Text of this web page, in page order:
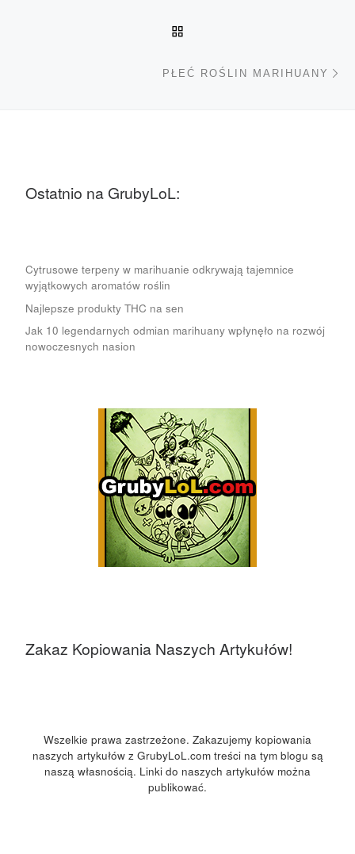
PŁEĆ ROŚLIN MARIHUANY
Ostatnio na GrubyLoL:
Cytrusowe terpeny w marihuanie odkrywają tajemnice
wyjątkowych aromatów roślin
Najlepsze produkty THC na sen
Jak 10 legendarnych odmian marihuany wpłynęło na rozwój
nowoczesnych nasion
Zakaz Kopiowania Naszych Artykułów!
Wszelkie prawa zastrzeżone. Zakazujemy kopiowania
naszych artykułów z GrubyLoL.com treści na tym blogu są
naszą własnością. Linki do naszych artykułów można
publikować.